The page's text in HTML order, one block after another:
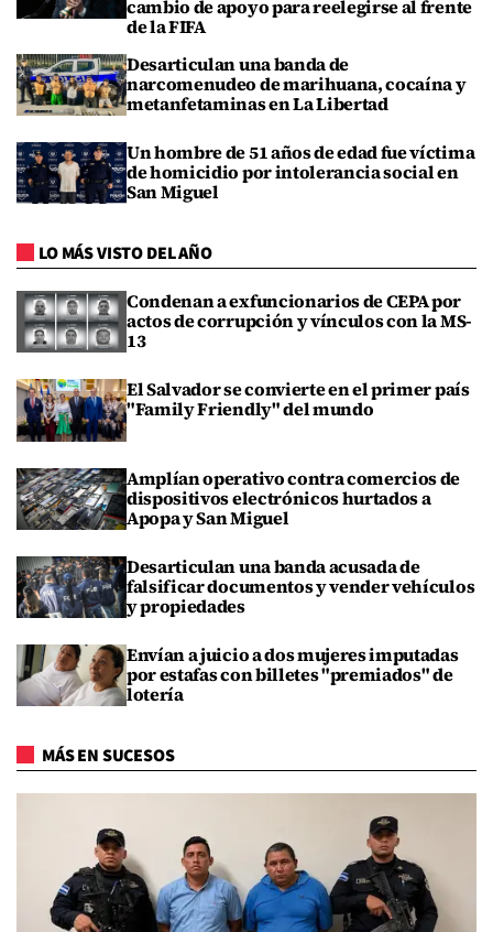
cambio de apoyo para reelegirse al frente
de la FIFA
Desarticulan una banda de
narcomenudeo de marihuana, cocaína y
metanfetaminas en La Libertad
Un hombre de 51 años de edad fue víctima
de homicidio por intolerancia social en
San Miguel
LO MÁS VISTO DEL AÑO
Condenan a exfuncionarios de CEPA por
actos de corrupción y vínculos con la MS-
13
El Salvador se convierte en el primer país
"Family Friendly" del mundo
Amplían operativo contra comercios de
dispositivos electrónicos hurtados a
Apopa y San Miguel
Desarticulan una banda acusada de
falsificar documentos y vender vehículos
y propiedades
Envían a juicio a dos mujeres imputadas
por estafas con billetes "premiados" de
lotería
MÁS EN SUCESOS